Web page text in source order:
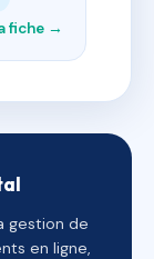
fiche →
gestion de
en ligne,